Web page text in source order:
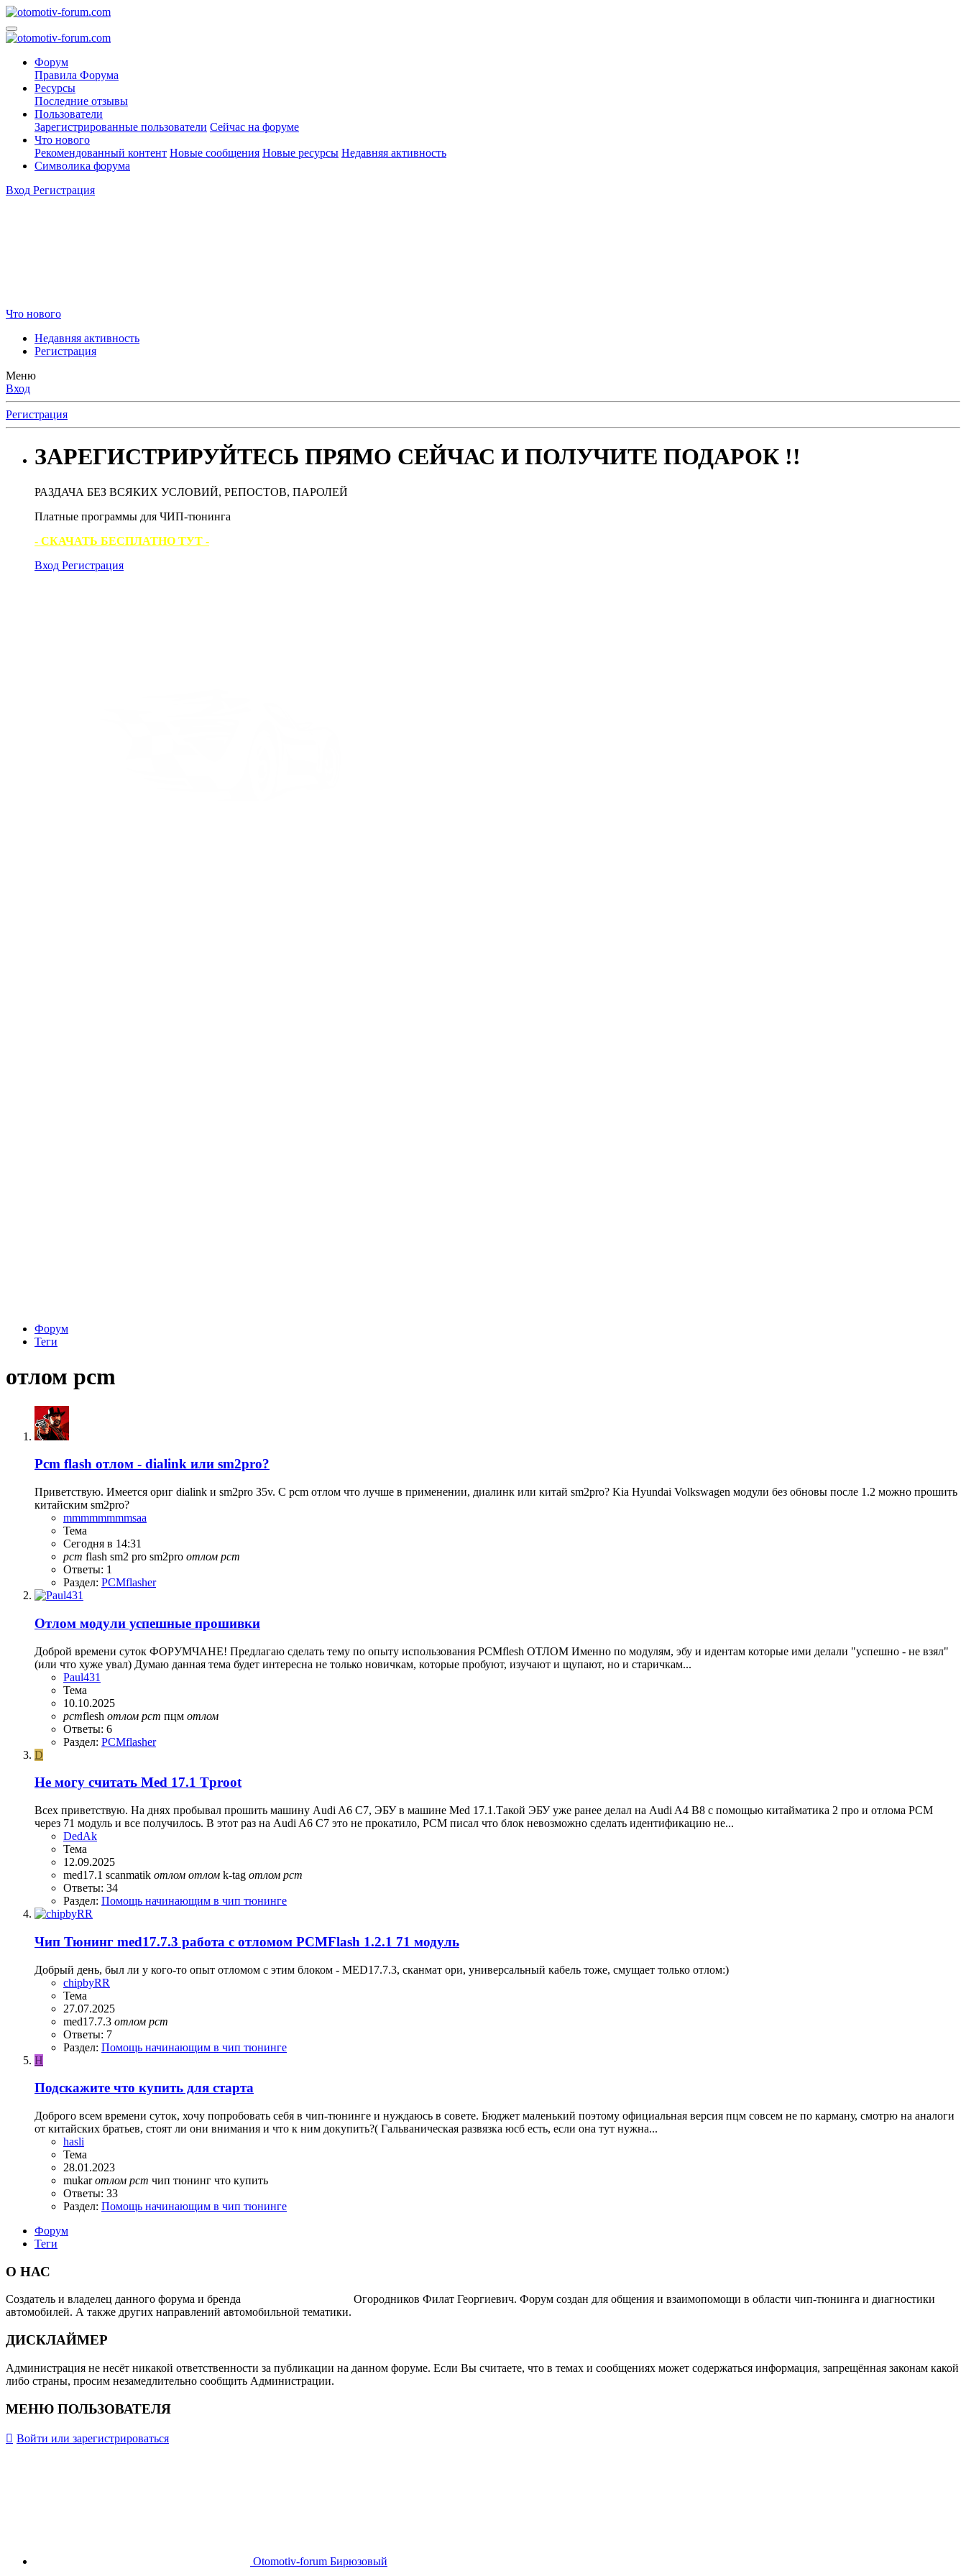
Форум
Правила Форума
Ресурсы
Последние отзывы
Пользователи
Зарегистрированные пользователи Сейчас на форуме
Что нового
Рекомендованный контент Новые сообщения Новые ресурсы Недавняя активность
Символика форума
Вход Регистрация
Что нового
Недавняя активность
Регистрация
Меню
Вход
Регистрация
ЗАРЕГИСТРИРУЙТЕСЬ ПРЯМО СЕЙЧАС И ПОЛУЧИТЕ ПОДАРОК !!
РАЗДАЧА БЕЗ ВСЯКИХ УСЛОВИЙ, РЕПОСТОВ, ПАРОЛЕЙ
Платные программы для ЧИП-тюнинга
- СКАЧАТЬ БЕСПЛАТНО ТУТ -
Вход Регистрация
Форум
Теги
отлом pcm
Pcm flash отлом - dialink или sm2pro?
Приветствую. Имеется ориг dialink и sm2pro 35v. С pcm отлом что лучше в применении, диалинк или китай sm2pro? Kia Hyundai Volkswagen модули без обновы после 1.2 можно прошить
китайским sm2pro?
mmmmmmmmsaa
Тема
Сегодня в 14:31
pcm flash sm2 pro sm2pro отлом pcm
Ответы: 1
Раздел: PCMflasher
Отлом модули успешные прошивки
Доброй времени суток ФОРУМЧАНЕ! Предлагаю сделать тему по опыту использования PCMflesh ОТЛОМ Именно по модулям, эбу и идентам которые ими делали "успешно - не взял"
(или что хуже увал) Думаю данная тема будет интересна не только новичкам, которые пробуют, изучают и щупают, но и старичкам...
Paul431
Тема
10.10.2025
pcmflesh отлом pcm пцм отлом
Ответы: 6
Раздел: PCMflasher
D
Не могу считать Med 17.1 Tproot
Всех приветствую. На днях пробывал прошить машину Audi A6 C7, ЭБУ в машине Med 17.1.Такой ЭБУ уже ранее делал на Audi A4 B8 с помощью китайматика 2 про и отлома PCM
через 71 модуль и все получилось. В этот раз на Audi A6 C7 это не прокатило, PCM писал что блок невозможно сделать идентификацию не...
DedAk
Тема
12.09.2025
med17.1 scanmatik отлом отлом k-tag отлом pcm
Ответы: 34
Раздел: Помощь начинающим в чип тюнинге
Чип Тюнинг med17.7.3 работа с отломом PCMFlash 1.2.1 71 модуль
Добрый день, был ли у кого-то опыт отломом с этим блоком - MED17.7.3, сканмат ори, универсальный кабель тоже, смущает только отлом:)
chipbyRR
Тема
27.07.2025
med17.7.3 отлом pcm
Ответы: 7
Раздел: Помощь начинающим в чип тюнинге
H
Подскажите что купить для старта
Доброго всем времени суток, хочу попробовать себя в чип-тюнинге и нуждаюсь в совете. Бюджет маленький поэтому официальная версия пцм совсем не по карману, смотрю на аналоги
от китайских братьев, стоят ли они внимания и что к ним докупить?( Гальваническая развязка юсб есть, если она тут нужна...
hasli
Тема
28.01.2023
mukarотлом pcm чип тюнинг что купить
Ответы: 33
Раздел: Помощь начинающим в чип тюнинге
Форум
Теги
О НАС
Создатель и владелец данного форума и бренда
Огородников Филат Георгиевич. Форум создан для общения и взаимопомощи в области чип-тюнинга и диагностики
автомобилей. А также других направлений автомобильной тематики.
ДИСКЛАЙМЕР
Администрация не несёт никакой ответственности за публикации на данном форуме. Если Вы считаете, что в темах и сообщениях может содержаться информация, запрещённая законам какой
либо страны, просим незамедлительно сообщить Администрации.
МЕНЮ ПОЛЬЗОВАТЕЛЯ
Войти или зарегистрироваться
Otomotiv-forum Бирюзовый